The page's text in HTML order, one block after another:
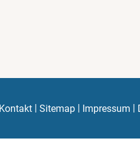
Kontakt | Sitemap | Impressum |